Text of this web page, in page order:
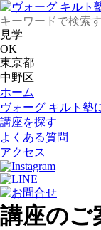
見学
OK
東京都
中野区
ホーム
ヴォーグ キルト塾
講座を探す
よくある質問
アクセス
講座のご